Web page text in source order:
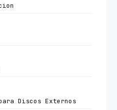
Discos Externos